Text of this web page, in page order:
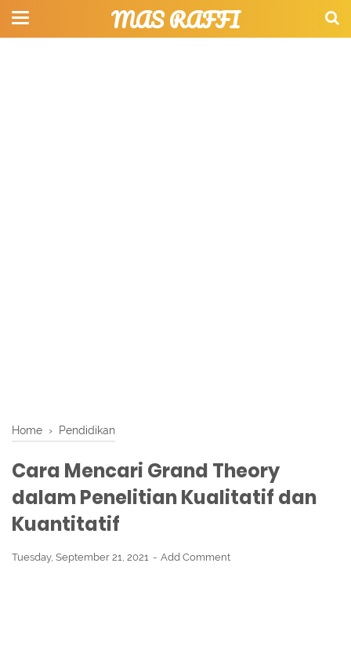
MAS RAFFI
Home › Pendidikan
Cara Mencari Grand Theory
dalam Penelitian Kualitatif dan
Kuantitatif
Tuesday, September 21, 2021 Add Comment